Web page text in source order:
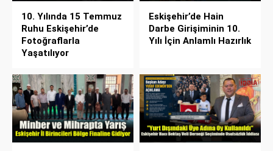
10. Yılında 15 Temmuz
Ruhu Eskişehir’de
Fotoğraflarla
Yaşatılıyor
Eskişehir’de Hain
Darbe Girişiminin 10.
Yılı İçin Anlamlı Hazırlık